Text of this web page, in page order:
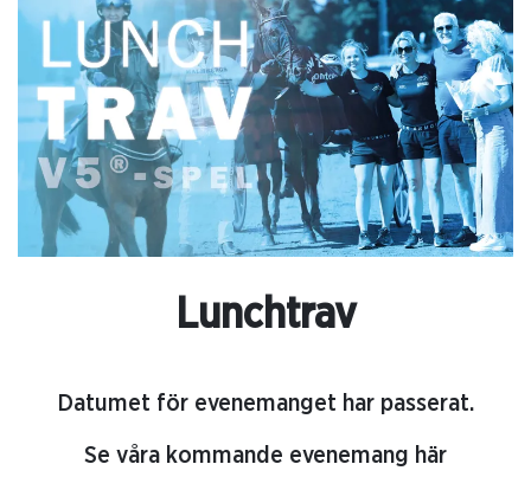
Lunchtrav
Datumet för evenemanget har passerat.
Se våra kommande evenemang här